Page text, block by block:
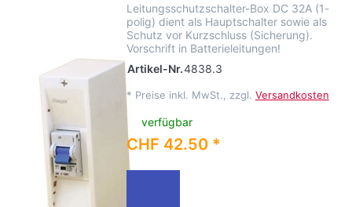
Leitungsschutzschalter-Box DC 32A (1-
polig) dient als Hauptschalter sowie als
Schutz vor Kurzschluss (Sicherung).
Vorschrift in Batterieleitungen!
Artikel-Nr.4838.3
* Preise inkl. MwSt., zzgl. Versandkosten
verfügbar
CHF 42.50 *